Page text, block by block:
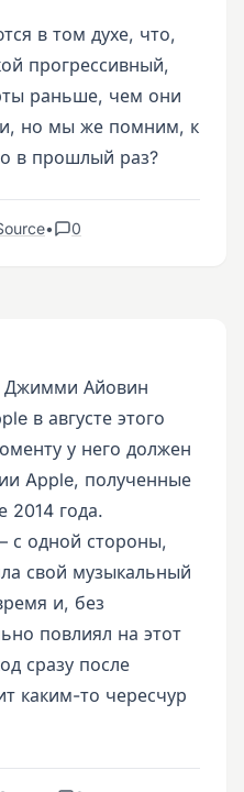
в том духе, что,
прогрессивный,
раньше, чем они
но мы же помним, к
в прошлый раз?
• 0
Джимми Айовин
в августе этого
у него должен
Apple, полученные
2014 года.
с одной стороны,
свой музыкальный
и, без
повлиял на этот
сразу после
каким-то чересчур